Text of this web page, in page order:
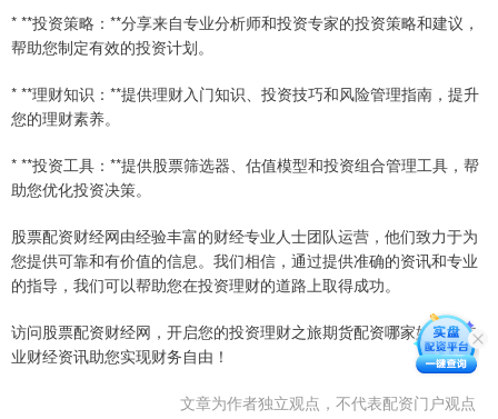
* **投资策略：**分享来自专业分析师和投资专家的投资策略和建议，
帮助您制定有效的投资计划。
* **理财知识：**提供理财入门知识、投资技巧和风险管理指南，提升
您的理财素养。
* **投资工具：**提供股票筛选器、估值模型和投资组合管理工具，帮
助您优化投资决策。
股票配资财经网由经验丰富的财经专业人士团队运营，他们致力于为
您提供可靠和有价值的信息。我们相信，通过提供准确的资讯和专业
的指导，我们可以帮助您在投资理财的道路上取得成功。
访问股票配资财经网，开启您的投资理财之旅期货配资哪家好，让专
业财经资讯助您实现财务自由！
文章为作者独立观点，不代表配资门户观点